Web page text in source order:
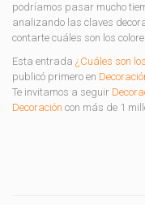
podríamos pasar mucho
analizando las claves
contarte cuáles son los
Esta entrada ¿Cuáles son
publicó primero en
Te invitamos a seguir
Decoración con más de 1